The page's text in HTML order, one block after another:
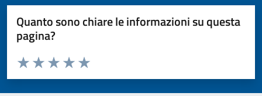
Quanto sono chiare le informazioni su questa
pagina?
Valuta da 1 a 5 stelle la pagina
Valuta 5 stelle su 5
Valuta 4 stelle su 5
Valuta 3 stelle su 5
Valuta 2 stelle su 5
Valuta 1 stelle su 5